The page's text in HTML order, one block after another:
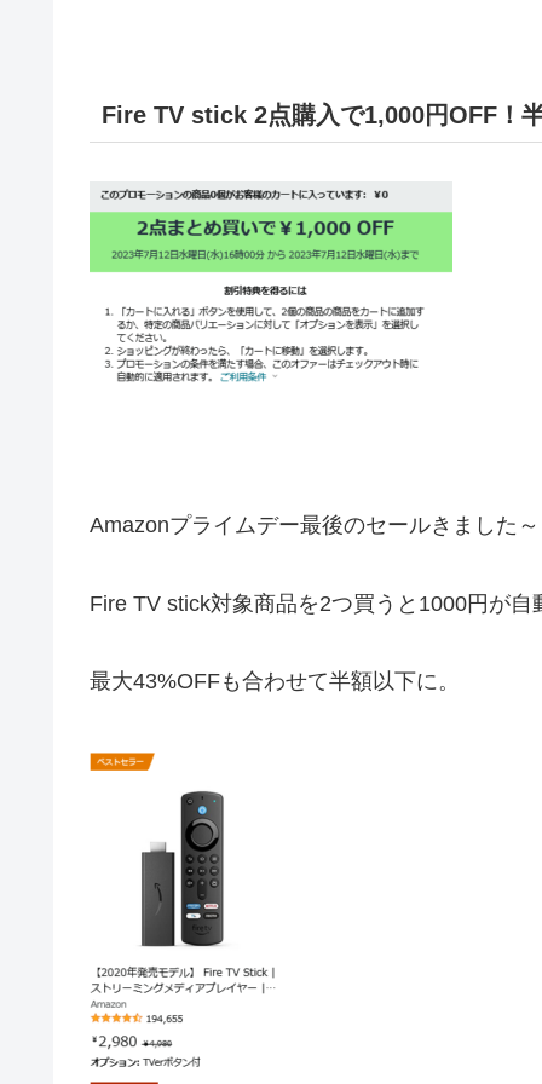
Fire TV stick 2点購入で1,000円OFF！
Amazonプライムデー最後のセールきました～
Fire TV stick対象商品を2つ買うと1000円が自
最大43%OFFも合わせて半額以下に。